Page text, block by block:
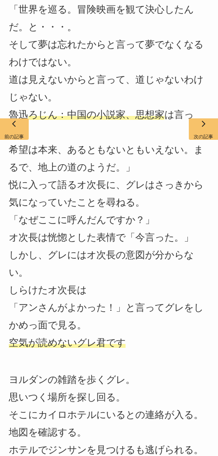
「世界を巡る。冒険映画を観て決心したん
だ。と・・・。
そして夢は忘れたからと言って夢でなくなる
わけではない。
道は見えないからと言って、道じゃないわけ
じゃない。
魯迅ろじん：中国の小説家、思想家は言っ
た。
希望は本来、あるともないともいえない。ま
るで、地上の道のようだ。」
悦に入って語るオ次長に、グレはさっきから
気になっていたことを尋ねる。
「なぜここに呼んだんですか？」
オ次長は恍惚とした表情で「今言った。」
しかし、グレにはオ次長の意図が分からな
い。
しらけたオ次長は
「アンさんがよかった！」と言ってグレをし
かめっ面で見る。
空気が読めないグレ君です
ヨルダンの雑踏を歩くグレ。
思いつく場所を探し回る。
そこにカイロホテルにいるとの連絡が入る。
地図を確認する。
ホテルでジンサンを見つけるも逃げられる。
前の記事 次の記事